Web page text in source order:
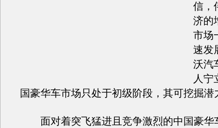
信，
济的
市场
速发
沃汽
人宁
国豪华车市场只处于初级阶段，其可挖掘潜
面对着突飞猛进且竞争激烈的中国豪华